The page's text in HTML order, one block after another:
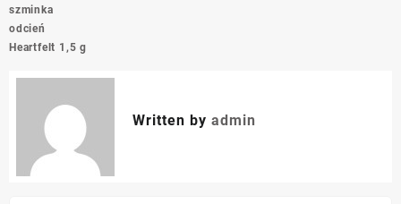
szminka
odcień
Heartfelt 1,5 g
Written by admin